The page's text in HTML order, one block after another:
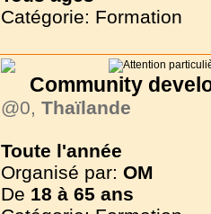
Catégorie: Formation
Community
@0, Thaïlande
Toute l'année
Organisé par: OM
De 18 à 65 ans